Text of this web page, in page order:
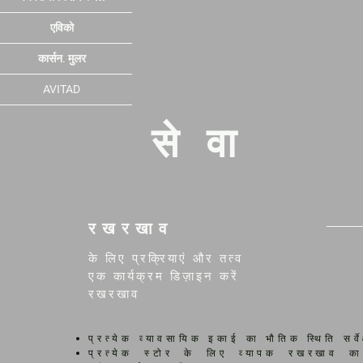
सेवा
रखरखाव
के लिए प्रक्रियाएं और तत्व
एक कार्यक्रम डिज़ाइन करें
रखरखाव
एविको
कार्सन. मुलर
AVITAD
प्रत्येक व्यावसायिक इकाई का भौतिक स्थिति
प्रत्येक स्टोर के लिए व्यापक रखरखाव